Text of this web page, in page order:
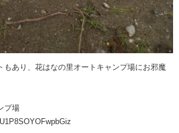
もあり、花はなの里オートキャンプ場にお邪魔
プ場